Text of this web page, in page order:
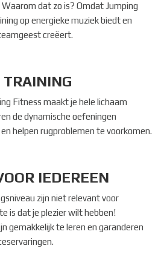
dat zo is? Omdat Jumping
op energieke muziek biedt en
creëert.
TRAINING
Fitness maakt je hele lichaam
de dynamische oefeningen
helpen rugproblemen te voorkomen.
IEDEREEN
zijn niet relevant voor
is dat je plezier wilt hebben!
gemakkelijk te leren en garanderen